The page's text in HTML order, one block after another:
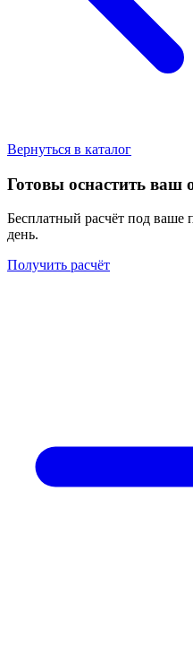
Вернуться в каталог
Готовы оснастить ваш
Бесплатный расчёт под
день.
Получить расчёт